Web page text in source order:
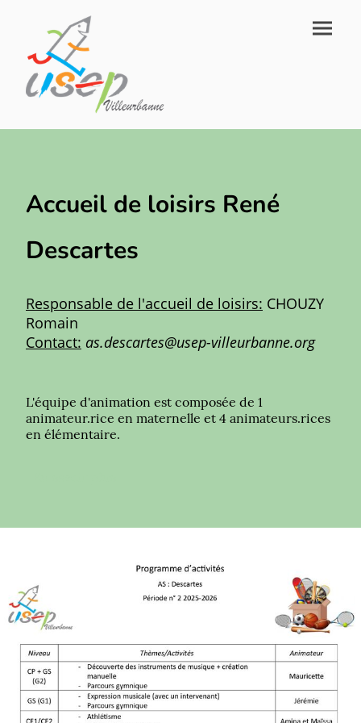
Accueil de loisirs René
Descartes
Responsable de l'accueil de loisirs: CHOUZY
Romain
Contact: as.descartes@usep-villeurbanne.org
L'équipe d'animation est composée de 1
animateur.rice en maternelle et 4 animateurs.rices
en élémentaire.